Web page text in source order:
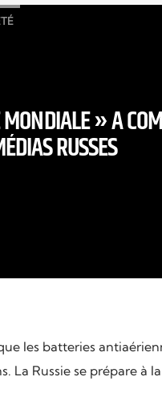
» A
RUSSES
les batteries
La Russie se prépare à